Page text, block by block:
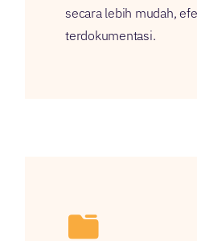
secara lebih mudah,
terdokumentasi.